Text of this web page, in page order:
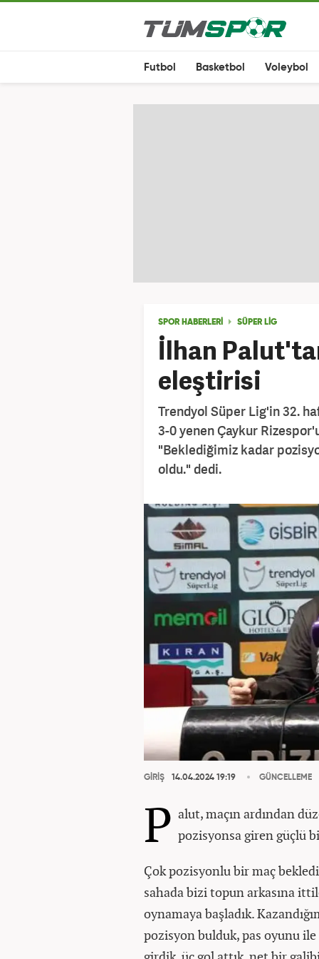
Futbol Basketbol Voleybol
SPOR HABERLERİ SÜPER LİG
İlhan
eleştirisi
Trendyol Süper Lig'in 32.
3-0 yenen Çaykur
"Beklediğimiz kadar
oldu." dedi.
GİRİŞ 14.04.2024 19:19 GÜNCELLEME
P alut, maçın ardından
pozisyonsa giren güçlü
Çok pozisyonlu bir maç
sahada bizi topun arkasına
oynamaya başladık.
pozisyon bulduk, pas oyunu